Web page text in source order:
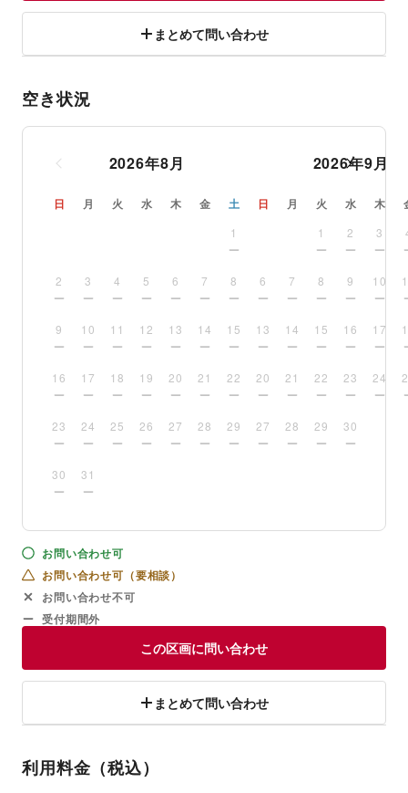
まとめて問い合わせ
空き状況
2026年8月
日 月 火 水 木 金 土
1
2 3 4 5 6 7 8
9 10 11 12 13 14 15
16 17 18 19 20 21 22
23 24 25 26 27 28 29
30 31
2026年9月
日 月 火 水 木
1 2 3
6 7 8 9 10
13 14 15 16 17
20 21 22 23 24
27 28 29 30
お問い合わせ可
お問い合わせ可（要相談）
お問い合わせ不可
受付期間外
この区画に問い合わせ
まとめて問い合わせ
利用料金（税込）